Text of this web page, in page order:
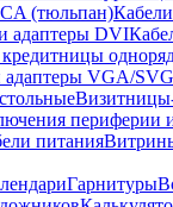
(тюльпан)
адаптеры DVI
адаптеры VGA/
периферии
питания
Гарнитуры